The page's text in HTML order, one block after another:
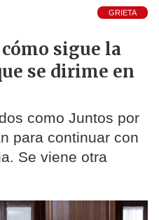
GRIETA
sigue la
se dirime en
como Juntos por
para continuar con
Se viene otra